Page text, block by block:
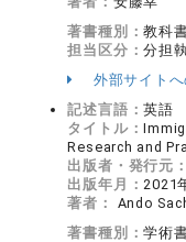
著書種別：教科
担当区分：分担
外部サイト
記述言語：英語
タイトル：
Research and
出版者・発行元：
出版年月：2021
著者：
Ando
著書種別：学術